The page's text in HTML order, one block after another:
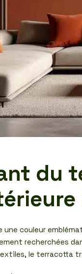
du
couleur
recherchées
le terracotta